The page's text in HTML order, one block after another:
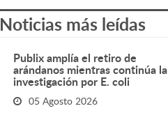
Noticias más leídas
Publix amplía el retiro de
arándanos mientras continúa la
investigación por E. coli
05 Agosto 2026